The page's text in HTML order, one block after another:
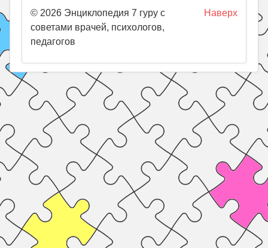
Наверх
© 2026 Энциклопедия 7 гуру с
советами врачей, психологов,
педагогов